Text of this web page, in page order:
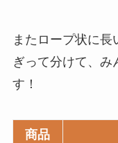
またロープ状に
ぎって分けて、み
す！
商品